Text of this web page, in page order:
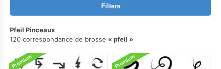
Filters
Pfeil Pinceaux
120 correspondance de brosse
pfeil